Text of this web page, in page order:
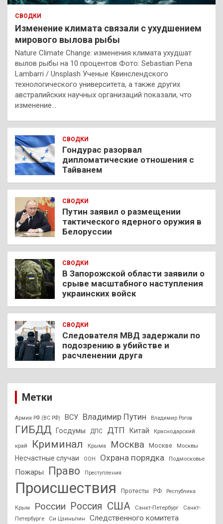
СВОДКИ
Изменение климата связали с ухудшением
мирового вылова рыбы
Nature Climate Change: изменения климата ухудшат
вылов рыбы на 10 процентов Фото: Sebastian Pena
Lambarri / Unsplash Ученые Квинслендского
технологического университета, а также других
австралийских научных организаций показали, что
изменение…
СВОДКИ
Гондурас разорвал
дипломатические отношения с
Тайванем
СВОДКИ
Путин заявил о размещении
тактического ядерного оружия в
Белоруссии
СВОДКИ
В Запорожской области заявили о
срыве масштабного наступления
украинских войск
СВОДКИ
Следователя МВД задержали по
подозрению в убийстве и
расчленении друга
Метки
Армия РФ (ВС РФ) ВСУ Владимир Путин Владимир Рогов
ГИБДД Госдумы ДПС ДТП Китай Краснодарский
край Криминал Крыма Москва Москве Москвы
Несчастные случаи ООН Охрана порядка Подмосковье
Пожары Право Преступления
Происшествия Протесты РФ Республика
Крым России Россия США Санкт-Петербург
Санкт-
Петербурге
Си Цзиньпин
Следственного комитета